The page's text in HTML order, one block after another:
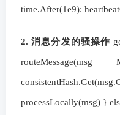
time.After(1e9):
2. 消息分发的骚操作
processLocally(msg) }